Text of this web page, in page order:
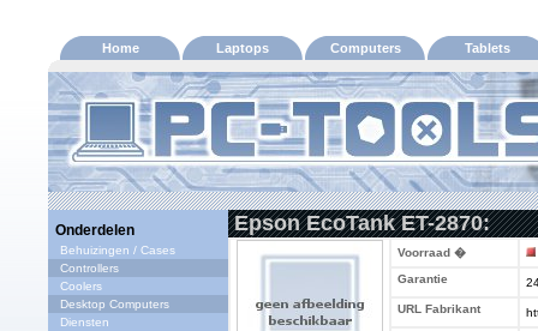
Home Laptops Computers Tablets
Onderdelen
Behuizingen / Cases
Controllers
Coolers
Desktop Computers
Diensten
Epson EcoTank ET-2870:
Voorraad �
Garantie
URL Fabrikant